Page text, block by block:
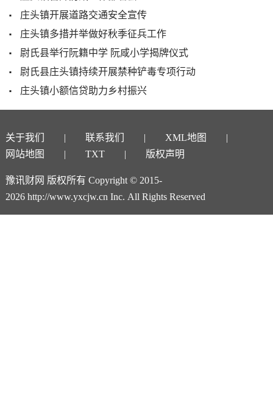
庄头镇开展道路交通安全宣传
庄头镇多措并举做好秋季征兵工作
尉氏县举行阮籍中学 阮咸小学揭牌仪式
尉氏县庄头镇持续开展禁种铲毒专项行动
庄头镇小额信贷助力乡村振兴
关于我们 联系我们
XML地图
网站地图
TXT 版权声明
豫讯财网 版权所有 Copyright © 2015-
2026 http://www.yxcjw.cn Inc. All Rights Reserved